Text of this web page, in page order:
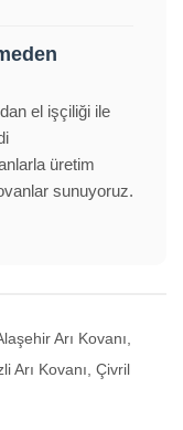
el işçiliği ile
üretim
sunuyoruz.
Arı Kovanı,
Arı Kovanı, Çivril